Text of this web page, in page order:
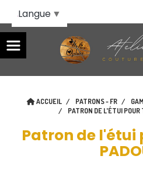
ACCUEIL PATRONS - FR
PATRON DE L'ÉTUI
Patron de
Langue ▼